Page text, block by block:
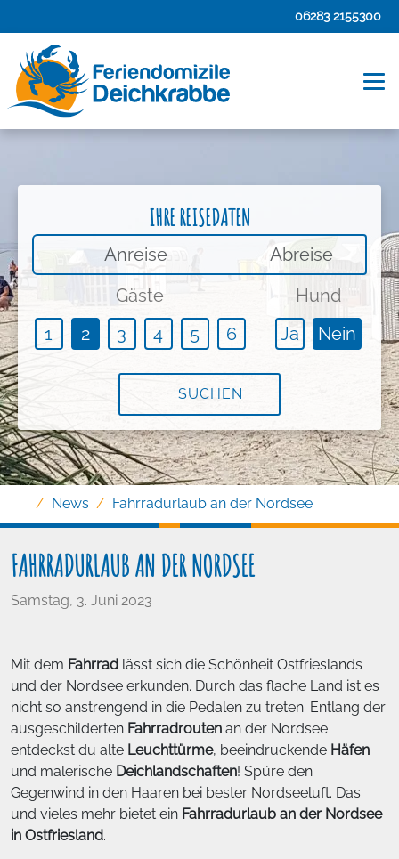
06283 2155300
IHRE REISEDATEN
An-/Abreise
Gäste
1
2 3 4 5 6
Hund
Ja
Nein
SUCHEN
News Fahrradurlaub an der Nordsee
FAHRRADURLAUB AN DER NORDSEE
Samstag, 3. Juni 2023
Mit dem Fahrrad lässt sich die Schönheit Ostfrieslands
und der Nordsee erkunden. Durch das flache Land ist es
nicht so anstrengend in die Pedalen zu treten. Entlang der
ausgeschilderten Fahrradrouten an der Nordsee
entdeckst du alte Leuchttürme, beeindruckende Häfen
und malerische Deichlandschaften! Spüre den
Gegenwind in den Haaren bei bester Nordseeluft. Das
und vieles mehr bietet ein Fahrradurlaub an der Nordsee
in Ostfriesland.